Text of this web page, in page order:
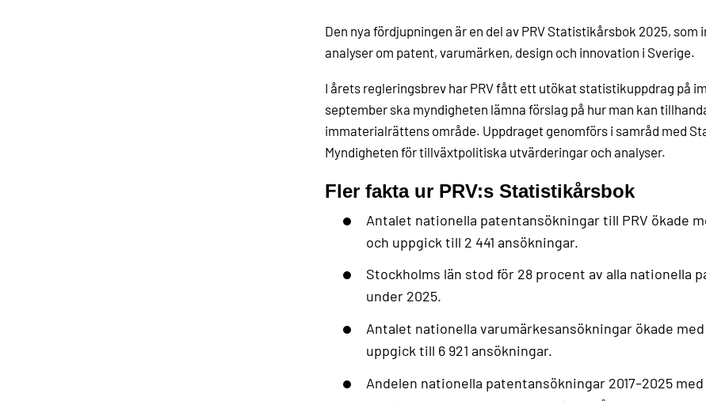
Den nya fördjupningen är en del av PRV Statistikårsbok 2025,
analyser om patent, varumärken, design och innovation i Sverige.
I årets regleringsbrev har PRV fått ett utökat statistikuppdrag på
september ska myndigheten lämna förslag på hur man kan
immaterialrättens område. Uppdraget genomförs i samråd med
Myndigheten för tillväxtpolitiska utvärderingar och analyser.
Fler fakta ur PRV:s Statistikårsbok
Antalet nationella patentansökningar till PRV ökade
och uppgick till 2 441 ansökningar.
Stockholms län stod för 28 procent av alla nationella
under 2025.
Antalet nationella varumärkesansökningar ökade
uppgick till 6 921 ansökningar.
Andelen nationella patentansökningar 2017–2025